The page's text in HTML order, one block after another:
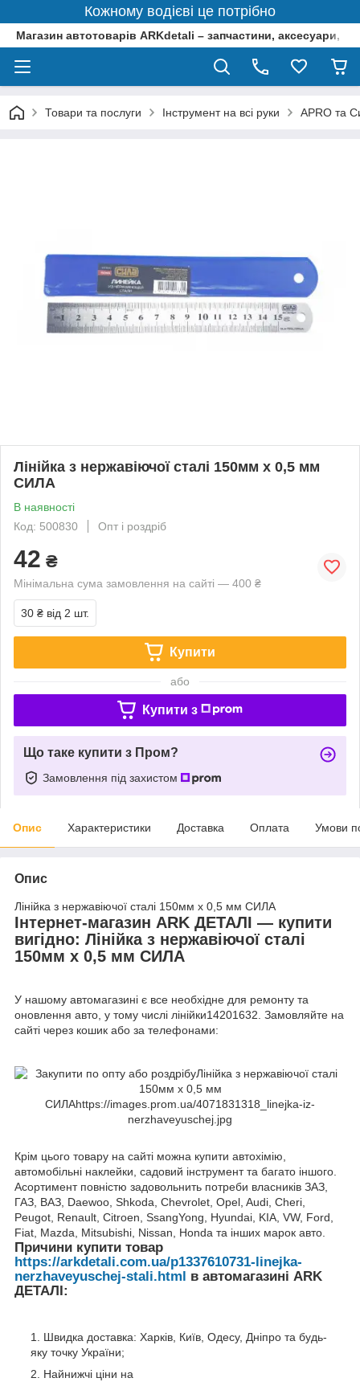
Кожному водієві це потрібно
Магазин автотоварів ARKdetali – запчастини, аксесуари,
Товари та послуги Інструмент на всі руки APRO та
Лінійка з нержавіючої сталі 150мм х 0,5 мм
СИЛА
В наявності
Код: 500830
Опт і роздріб
42 ₴
Мінімальна сума замовлення на сайті — 400 ₴
30 ₴ від 2 шт.
Купити
або
Купити з
Що таке купити з Пром?
Замовлення під захистом
Опис Характеристики Доставка Оплата Умови
Опис
Лінійка з нержавіючої сталі 150мм х 0,5 мм СИЛА
Інтернет-магазин ARK ДЕТАЛІ — купити
вигідно: Лінійка з нержавіючої сталі
150мм х 0,5 мм СИЛА
У нашому автомагазині є все необхідне для ремонту та
оновлення авто, у тому числі лінійки14201632. Замовляйте на
сайті через кошик або за телефонами:
Крім цього товару на сайті можна купити автохімію,
автомобільні наклейки, садовий інструмент та багато іншого.
Асортимент повністю задовольнить потреби власників ЗАЗ,
ГАЗ, ВАЗ, Daewoo, Shkoda, Chevrolet, Opel, Audi, Cheri,
Peugot, Renault, Citroen, SsangYong, Hyundai, KIA, VW, Ford,
Fiat, Mazda, Mitsubishi, Nissan, Honda та інших марок авто.
Причини купити товар
https://arkdetali.com.ua/p1337610731-linejka-
nerzhaveyuschej-stali.html
в автомагазині ARK
ДЕТАЛІ:
Швидка доставка: Харків, Київ, Одесу, Дніпро та будь-
яку точку України;
Найнижчі ціни на